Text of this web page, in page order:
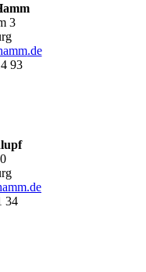
3
.de
93
34